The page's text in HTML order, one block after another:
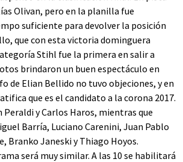
Olivan, pero en la planilla fue
suficiente para devolver la posición
que con esta victoria dominguera
Stihl fue la primera en salir a
brindaron un buen espectáculo en
de Elian Bellido no tuvo objeciones, y en
que es el candidato a la corona 2017.
y Carlos Haros, mientras que
Barría, Luciano Carenini, Juan Pablo
Branko Janeski y Thiago Hoyos.
será muy similar. A las 10 se habilitará